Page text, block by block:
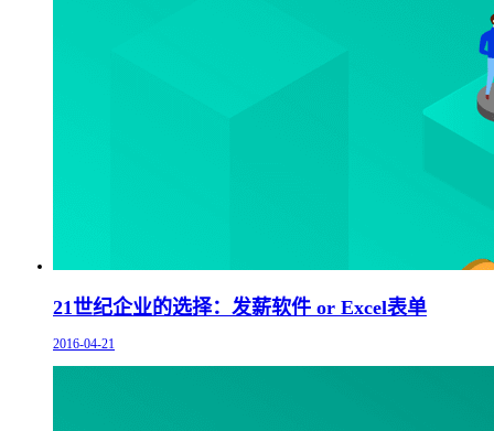
21世纪企业的选择：发薪软件 or Excel表单
2016-04-21